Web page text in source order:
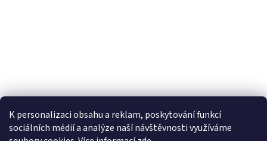
K personalizaci obsahu a reklam, poskytování funkcí
sociálních médií a analýze naší návštěvnosti využíváme